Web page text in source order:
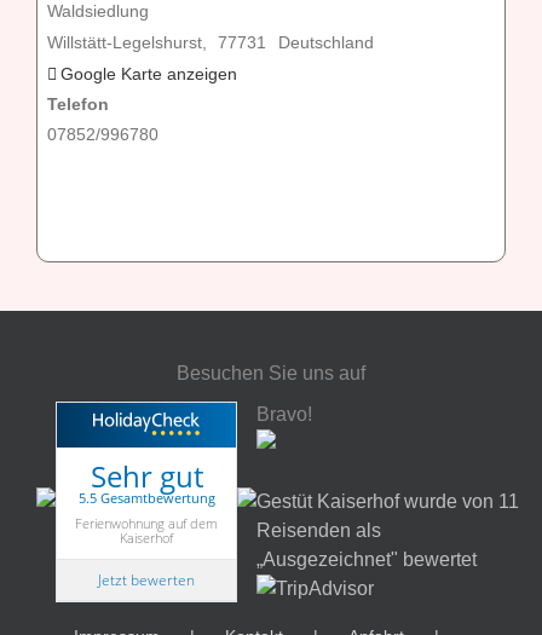
Waldsiedlung
Willstätt-Legelshurst, 77731
Deutschland
Google Karte anzeigen
Telefon
07852/996780
Besuchen Sie uns auf
Sehr gut
5.5 Gesamtbewertung
Ferienwohnung auf dem
Kaiserhof
Jetzt bewerten
Bravo!
Gestüt Kaiserhof wurde von 11
Reisenden als
„Ausgezeichnet" bewertet